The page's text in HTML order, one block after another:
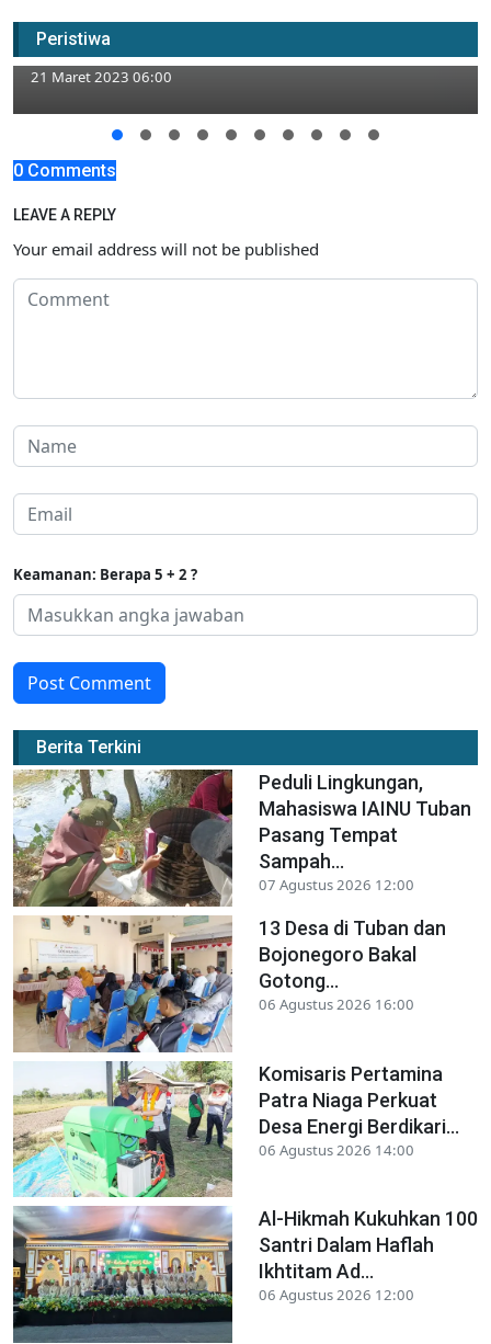
Peristiwa
Hari Ini Mahasiswa PMII Turun Jalan,
Sasarannya Kantor Bupati Tuban
21 Maret 2023 06:00
0 Comments
LEAVE A REPLY
Your email address will not be published
Keamanan: Berapa 5 + 2 ?
Post Comment
Berita Terkini
Peduli Lingkungan,
Mahasiswa IAINU Tuban
Pasang Tempat
Sampah...
07 Agustus 2026 12:00
13 Desa di Tuban dan
Bojonegoro Bakal
Gotong...
06 Agustus 2026 16:00
Komisaris Pertamina
Patra Niaga Perkuat
Desa Energi Berdikari...
06 Agustus 2026 14:00
Al-Hikmah Kukuhkan 100
Santri Dalam Haflah
Ikhtitam Ad...
06 Agustus 2026 12:00